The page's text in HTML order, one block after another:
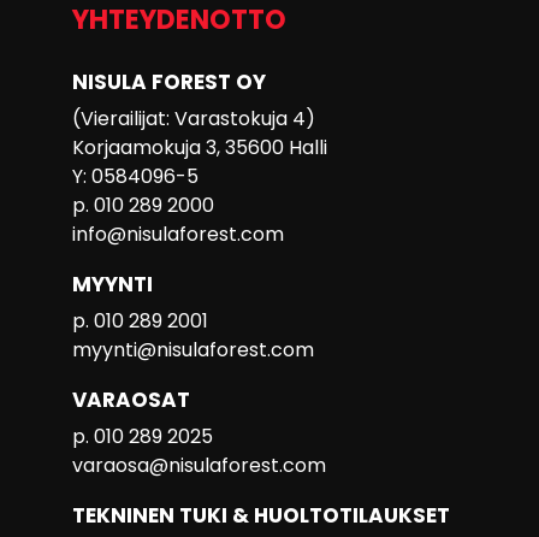
YHTEYDENOTTO
NISULA FOREST OY
(Vierailijat: Varastokuja 4)
Korjaamokuja 3, 35600 Halli
Y: 0584096-5
p. 010 289 2000
info@nisulaforest.com
MYYNTI
p. 010 289 2001
myynti@nisulaforest.com
VARAOSAT
p. 010 289 2025
varaosa@nisulaforest.com
TEKNINEN TUKI & HUOLTOTILAUKSET